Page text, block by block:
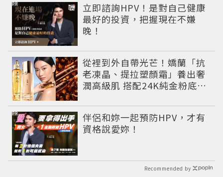
立即諮詢HPV！是對自己健康
最好的投資，把握現在不嫌
晚！
PR
從裡到外自帶光芒！嬌蘭「抗
老凍晶、提拉塑顏霜」養出奢
潤高級肌 搭配24K純金粉底找
伴侶和妳一起預防HPV，才有
資格說愛妳！
PR
Recommended by